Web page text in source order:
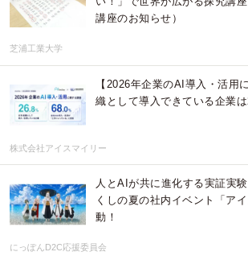
講座のお知らせ）
芝浦工業大学
【2026年企業のAI導入・活用
織として導入できている企業
株式会社アイスマイリー
人とAIが共に進化する実証実
くしの夏の社内イベント「ア
動！
にっぽんD2C応援委員会